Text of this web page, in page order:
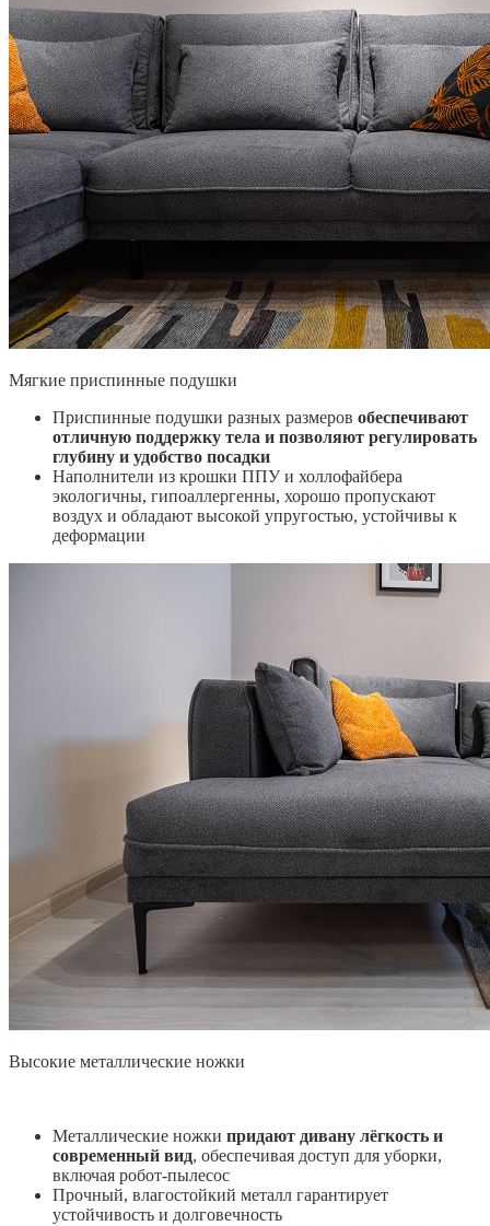
Мягкие приспинные подушки
Приспинные подушки разных размеров обеспечивают
отличную поддержку тела и позволяют регулировать
глубину и удобство посадки
Наполнители из крошки ППУ и холлофайбера
экологичны, гипоаллергенны, хорошо пропускают
воздух и обладают высокой упругостью, устойчивы к
деформации
Высокие металлические ножки
Металлические ножки придают дивану лёгкость и
современный вид, обеспечивая доступ для уборки,
включая робот-пылесос
Прочный, влагостойкий металл гарантирует
устойчивость и долговечность